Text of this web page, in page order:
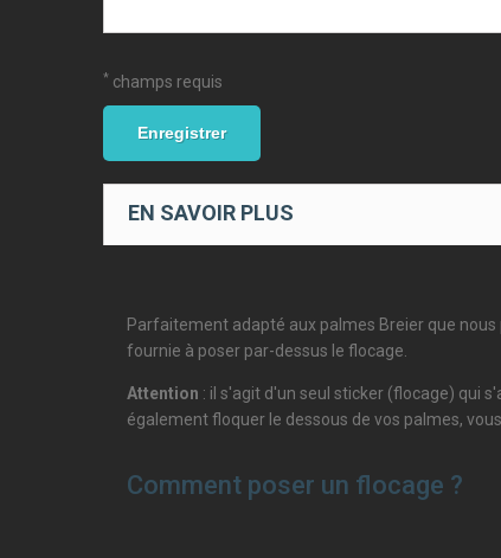
* champs requis
Enregistrer
EN SAVOIR PLUS
Parfaitement adapté aux palmes Breier que
fournie à poser par-dessus le flocage.
Attention : il s'agit d'un seul sticker (flocage) qui
également floquer le dessous de vos palmes,
Comment poser un flocage ?